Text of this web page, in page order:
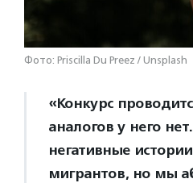
Фото: Priscilla Du Preez / Unsplash
«Конкурс
аналогов у него
негативные
мигрантов, но мы